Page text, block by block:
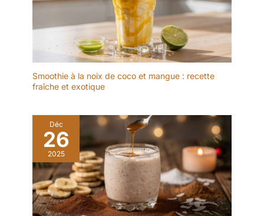
Smoothie à la noix de coco et mangue : recette
fraîche et exotique
Déc
26
2025